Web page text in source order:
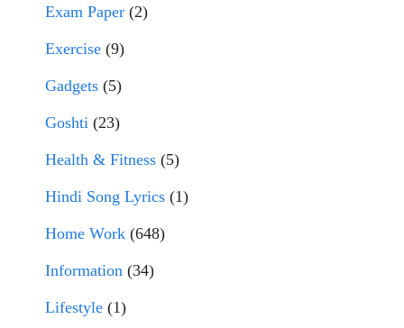
Exam Paper (2)
Exercise (9)
Gadgets (5)
Goshti (23)
Health & Fitness (5)
Hindi Song Lyrics (1)
Home Work (648)
Information (34)
Lifestyle (1)